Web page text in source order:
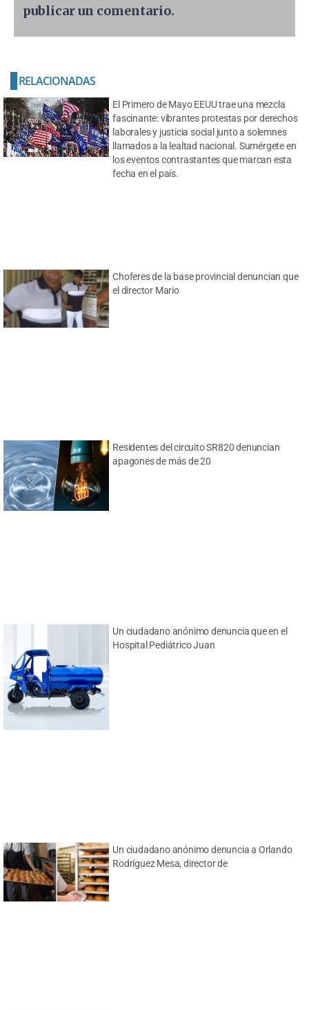
publicar un comentario.
El Primero de Mayo EEUU trae una mezcla
fascinante: vibrantes protestas por derechos
laborales y justicia social junto a solemnes
llamados a la lealtad nacional. Sumérgete en
los eventos contrastantes que marcan esta
fecha en el país.
Choferes de la base provincial denuncian que
el director Mario
Residentes del circuito SR820 denuncian
apagones de más de 20
Un ciudadano anónimo denuncia que en el
Hospital Pediátrico Juan
Un ciudadano anónimo denuncia a Orlando
Rodríguez Mesa, director de
RELACIONADAS